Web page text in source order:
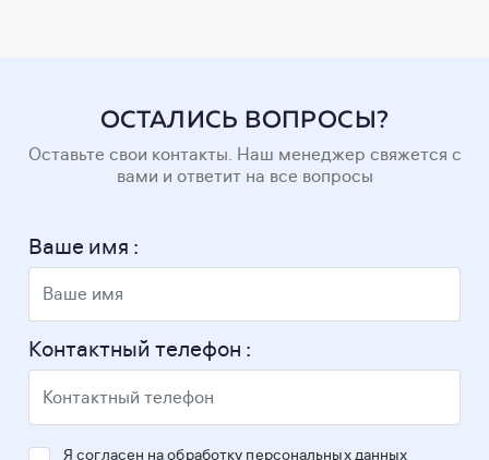
ОСТАЛИСЬ ВОПРОСЫ?
Оставьте свои контакты. Наш менеджер свяжется с
вами и ответит на все вопросы
Ваше имя :
Контактный телефон :
Я согласен на обработку персональных данных